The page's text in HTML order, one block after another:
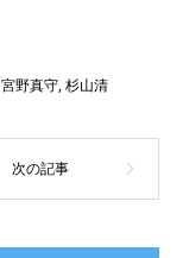
宮野真守,杉山清